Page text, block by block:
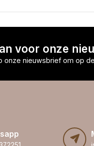
voor onze
onze nieuwsbrief om op